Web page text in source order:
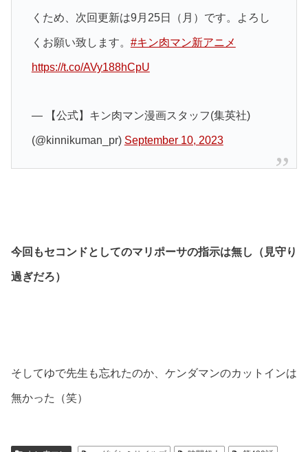
くため、次回更新は9月25日（月）です。よろし
くお願い致します。 #キン肉マン新アニメ
https://t.co/AVy188hCpU
— 【公式】キン肉マン漫画スタッフ(集英社)
(@kinnikuman_pr) September 10, 2023
今回もセコンドとしてのマリポーサの指示は無し（見守り
過ぎだろ）
そしてゆで先生も忘れたのか、ケンダマンのカットインは
無かった（笑）